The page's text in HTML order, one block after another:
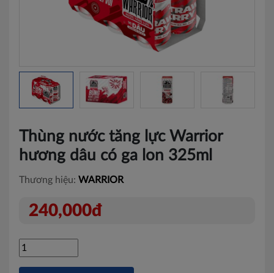
Thùng nước tăng lực Warrior
hương dâu có ga lon 325ml
Thương hiệu: WARRIOR
240,000đ